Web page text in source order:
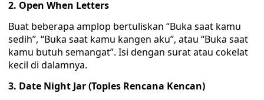
2. Open When Letters
Buat beberapa amplop bertuliskan “Buka saat kamu
sedih”, “Buka saat kamu kangen aku”, atau “Buka saat
kamu butuh semangat”. Isi dengan surat atau cokelat
kecil di dalamnya.
3. Date Night Jar (Toples Rencana Kencan)